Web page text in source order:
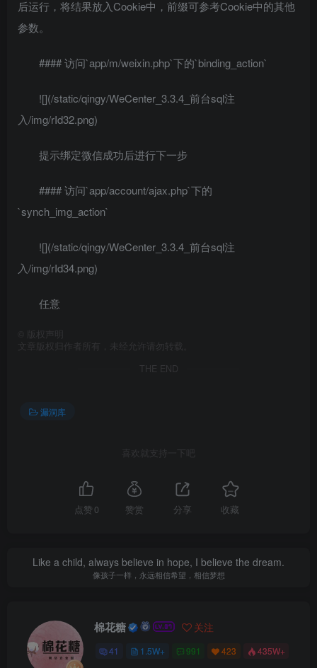
后运行，将结果放入Cookie中，前缀可参考Cookie中的其他
参数。
#### 访问`app/m/weixin.php`下的`binding_action`
![](/static/qingy/WeCenter_3.3.4_前台sql注
入/img/rId32.png)
提示绑定微信成功后进行下一步
#### 访问`app/account/ajax.php`下的
`synch_img_action`
![](/static/qingy/WeCenter_3.3.4_前台sql注
入/img/rId34.png)
任意
版权声明
文章版权归作者所有，未经允许请勿转载。
THE END
漏洞库
喜欢就支持一下吧
点赞 0 赞赏 分享 收藏
Like a child, always believe in hope, I believe the dream.
像孩子一样，永远相信希望，相信梦想
棉花糖 关注
41 1.5W+ 991 423 435W+